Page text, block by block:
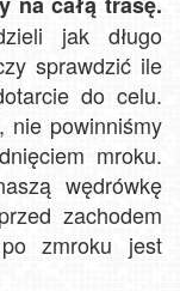
jak długo
sprawdzić ile
do celu.
nie powinniśmy
mroku.
wędrówkę
zachodem
zmroku jest